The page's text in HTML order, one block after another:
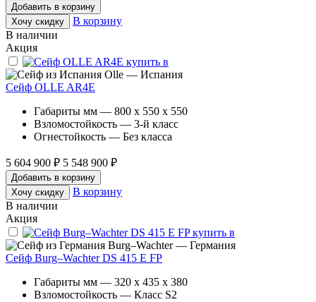
Добавить в корзину
Хочу скидку
В корзину
В наличии
Акция
Olle — Испания
Сейф OLLE AR4E
Габариты мм — 800 x 550 x 550
Взломостойкость — 3-й класс
Огнестойкость — Без класса
5 604 900 ₽ 5 548 900 ₽
Добавить в корзину
Хочу скидку
В корзину
В наличии
Акция
Burg–Wachter — Германия
Сейф Burg–Wachter DS 415 E FP
Габариты мм — 320 x 435 x 380
Взломостойкость — Класс S2